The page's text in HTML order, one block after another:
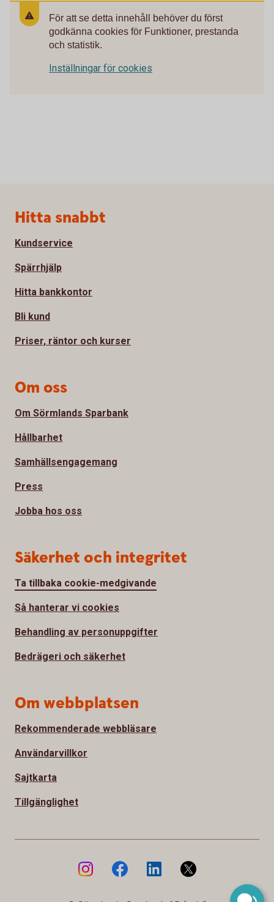
För att se detta innehåll behöver du först
godkänna cookies för Funktioner, prestanda
och statistik.
Inställningar för cookies
Sidfot
Hitta snabbt
Kundservice
Spärrhjälp
Hitta bankkontor
Bli kund
Priser, räntor och kurser
Om oss
Om Sörmlands Sparbank
Hållbarhet
Samhällsengagemang
Press
Jobba hos oss
Säkerhet och integritet
Ta tillbaka cookie-medgivande
Så hanterar vi cookies
Behandling av personuppgifter
Bedrägeri och säkerhet
Om webbplatsen
Rekommenderade webbläsare
Användarvillkor
Sajtkarta
Tillgänglighet